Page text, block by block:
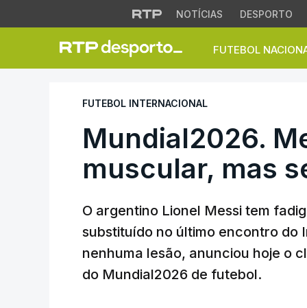
NOTÍCIAS DESPORTO
FUTEBOL
Mundial2026.
FUTEBOL INTERNACIONAL
Mundial2026.
muscular, mas
O argentino Lionel Messi tem
substituído no último encontro do
nenhuma lesão, anunciou hoje o
do Mundial2026 de futebol.